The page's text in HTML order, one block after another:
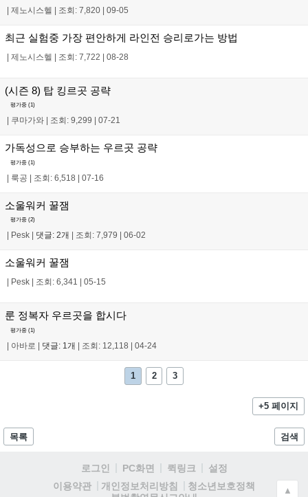
제노시스헬 조회: 7,820 09-05
최근 실험중 가장 편안하게 라인전 승리로가는 방법
제노시스헬 조회: 7,722 08-28
(시즌 8) 탑 킹르곳 공략
평가중 (1)
쿠마가와 조회: 9,299 07-21
가독성으로 승부하는 우르곳 공략
평가중 (1)
| 룩공 | 조회: 6,518 | 07-16
소울워커 꿀잼
평가중 (2)
Pesk 댓글: 2개 조회: 7,979 06-02
소울워커 꿀잼
Pesk 조회: 6,341 05-15
룬 정복자 우르곳을 합시다
평가중 (1)
| 아바로 | 댓글: 1개 | 조회: 12,118 | 04-24
1 2 3
+5 페이지
목록 검색
로그인 PC화면 퀵링크
설정
이용약관
개인정보처리방침
청소년보호정책
▲